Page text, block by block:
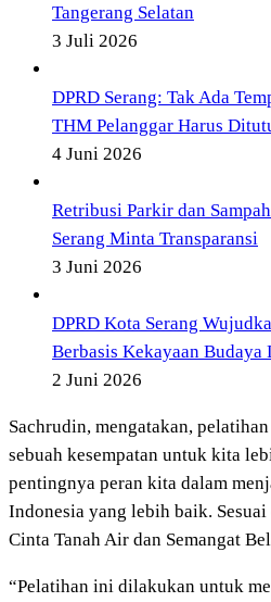
Tangerang Selatan
3 Juli 2026
DPRD Serang: Tak Ada
THM Pelanggar Harus
4 Juni 2026
Retribusi Parkir dan
Serang Minta Transparansi
3 Juni 2026
DPRD Kota Serang
Berbasis Kekayaan Budaya
2 Juni 2026
Sachrudin, mengatakan,
sebuah kesempatan untuk kita
pentingnya peran kita dalam
Indonesia yang lebih baik. Sesuai
Cinta Tanah Air dan Semangat
“Pelatihan ini dilakukan untuk